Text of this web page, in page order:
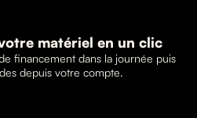
matériel en un clic
financement dans la journée puis
depuis votre compte.